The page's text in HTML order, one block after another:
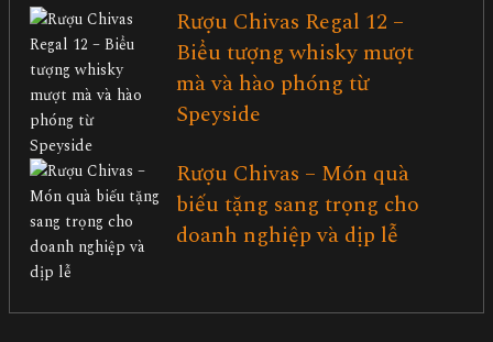
Rượu Chivas Regal 12 –
Biểu tượng whisky mượt
mà và hào phóng từ
Speyside
Rượu Chivas – Món quà
biếu tặng sang trọng cho
doanh nghiệp và dịp lễ